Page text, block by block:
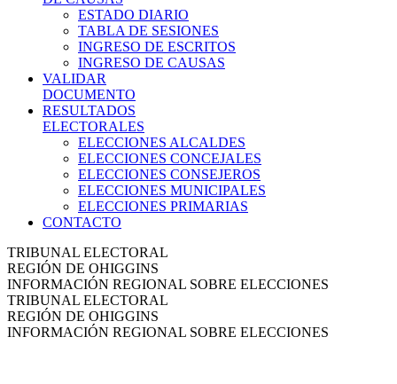
ESTADO DIARIO
TABLA DE SESIONES
INGRESO DE ESCRITOS
INGRESO DE CAUSAS
VALIDAR
DOCUMENTO
RESULTADOS
ELECTORALES
ELECCIONES ALCALDES
ELECCIONES CONCEJALES
ELECCIONES CONSEJEROS
ELECCIONES MUNICIPALES
ELECCIONES PRIMARIAS
CONTACTO
TRIBUNAL ELECTORAL
REGIÓN DE OHIGGINS
INFORMACIÓN REGIONAL SOBRE ELECCIONES
TRIBUNAL ELECTORAL
REGIÓN DE OHIGGINS
INFORMACIÓN REGIONAL SOBRE ELECCIONES